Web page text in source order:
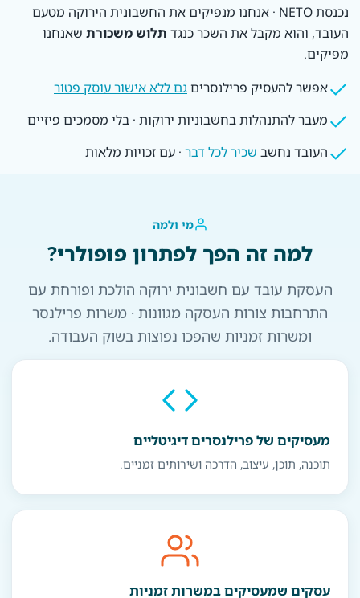
נכנסת NETO · אנחנו מנפיקים את החשבונית הירוקה מטעם
העובד, והוא מקבל את השכר כנגד תלוש משכורת שאנחנו
מפיקים.
אפשר להעסיק פרילנסריםגם ללא אישור עוסק פטור
מעבר להתנהלות בחשבוניות ירוקות · בלי מסמכים פיזיים
העובד נחשב שכיר לכל דבר · עם זכויות מלאות
מי ולמה
למה זה הפך לפתרון פופולרי?
העסקת עובד עם חשבונית ירוקה הולכת ופורחת עם
התרחבות צורות העסקה מגוונות · משרות פרילנסר
ומשרות זמניות שהפכו נפוצות בשוק העבודה.
מעסיקים של פרילנסרים דיגיטליים
תוכנה, תוכן, עיצוב, הדרכה ושירותים זמניים.
עסקים שמעסיקים במשרות זמניות